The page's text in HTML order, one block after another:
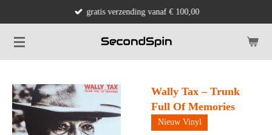
naar
de
gratis verzending vanaf € 100,00
Wally Tax – Trunk
Full Of Memories
Nieuw Vinyl